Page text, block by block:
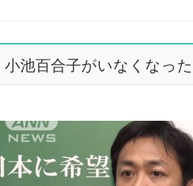
小池百合子がいなくなっ